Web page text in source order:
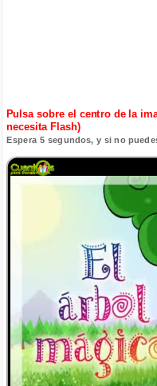
Pulsa sobre el centro de la
necesita Flash)
Espera 5 segundos, y si no